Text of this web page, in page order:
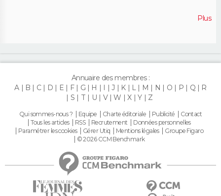
Plus
Annuaire des membres :
A
B C D E F G H I J K L M N O P Q
R
S
T U V W X Y Z
Qui sommes-nous ? Equipe Charte éditoriale Publicité
Contact
Tous les articles
RSS Recrutement
Données personnelles
Paramétrer les cookies
Gérer Utiq Mentions légales
Groupe Figaro
© 2026 CCM Benchmark